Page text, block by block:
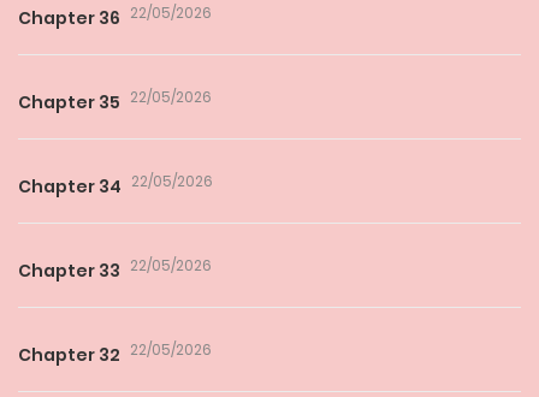
Chapter 36 22/05/2026
Chapter 35 22/05/2026
Chapter 34 22/05/2026
Chapter 33 22/05/2026
Chapter 32 22/05/2026